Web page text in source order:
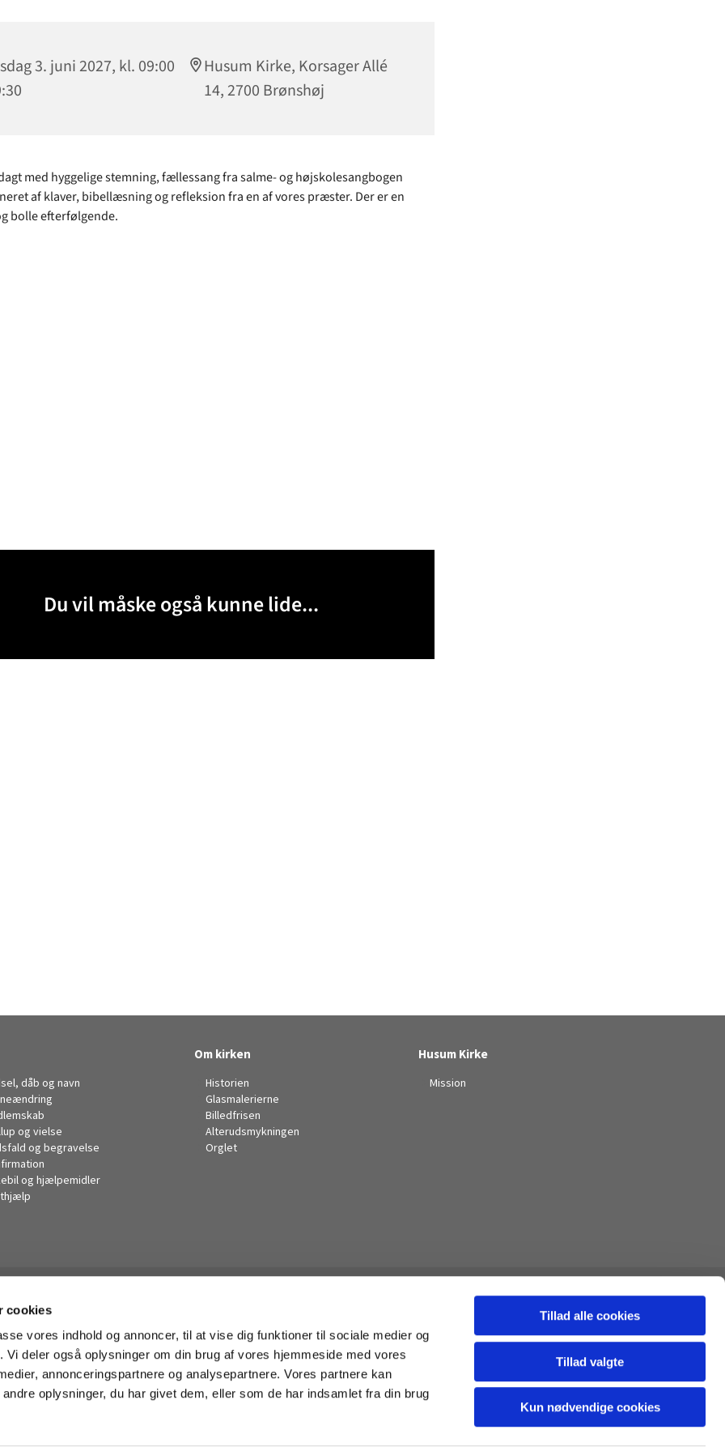
cookies
vores indhold og annoncer, til at vise dig funktioner til sociale medier og
deler også oplysninger om din brug af vores hjemmeside med vores
annonceringspartnere og analysepartnere. Vores partnere kan
oplysninger, du har givet dem, eller som de har indsamlet fra din brug
Tillad alle cookies
Tillad valgte
Kun nødvendige cookies
3. juni 2027, kl. 09:00
Husum Kirke, Korsager Allé
14, 2700 Brønshøj
med hyggelige stemning, fællessang fra salme- og højskolesangbogen
af klaver, bibellæsning og refleksion fra en af vores præster. Der er en
bolle efterfølgende.
Du vil måske også kunne lide...
dåb og navn
og vielse
og begravelse
og hjælpemidler
Om kirken
Historien
Glasmalerierne
Billedfrisen
Alterudsmykningen
Orglet
Husum Kirke
Mission
38285446
husum.sogn@km.dk